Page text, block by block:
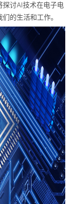
探讨AI技术在电子电
的生活和工作。